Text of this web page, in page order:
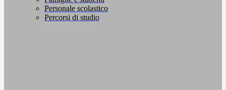
Personale scolastico
Percorsi di studio